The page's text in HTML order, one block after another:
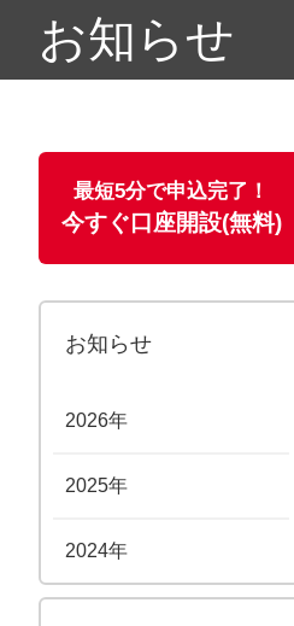
お知らせ
最短5分で申込完了！
今すぐ口座開設(無料)
お知らせ
2026年
2025年
2024年